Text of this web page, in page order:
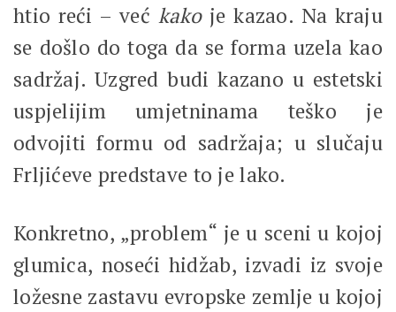
htio reći – već kako je kazao. Na kraju
se došlo do toga da se forma uzela kao
sadržaj. Uzgred budi kazano u estetski
uspjelijim umjetninama teško je
odvojiti formu od sadržaja; u slučaju
Frljićeve predstave to je lako.
Konkretno, „problem“ je u sceni u kojoj
glumica, noseći hidžab, izvadi iz svoje
ložesne zastavu evropske zemlje u kojoj